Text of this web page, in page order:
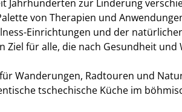
Jahrhunderten zur Linderung
von Therapien und
Einrichtungen und der
Ziel für alle, die nach Gesundheit
Wanderungen, Radtouren und
tschechische Küche im